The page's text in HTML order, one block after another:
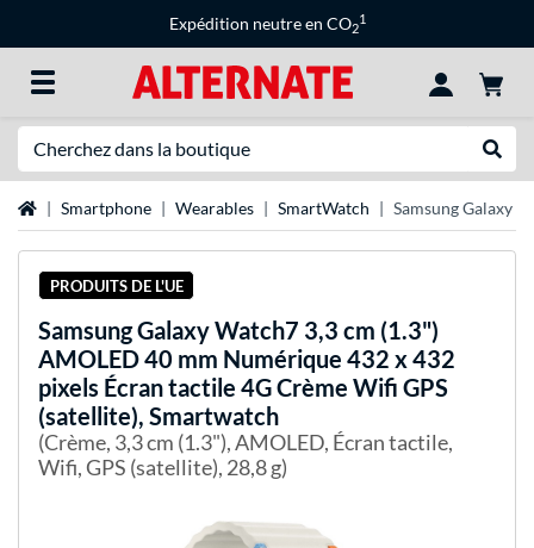
Expédition neutre en CO2
1
Page d'accueil
Smartphone Wearables SmartWatch Samsung Galaxy
PRODUITS DE L'UE
SamsungGalaxy Watch7 3,3 cm (1.3")
AMOLED 40 mm Numérique 432 x 432
pixels Écran tactile 4G Crème Wifi GPS
(satellite), Smartwatch
(Crème, 3,3 cm (1.3"), AMOLED, Écran tactile,
Wifi, GPS (satellite), 28,8 g)